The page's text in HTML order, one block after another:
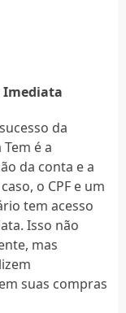
Imediata
da
é a
da conta e a
o CPF e um
tem acesso
Isso não
mas
suas compras